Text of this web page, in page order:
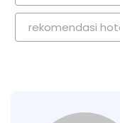
rekomendasi